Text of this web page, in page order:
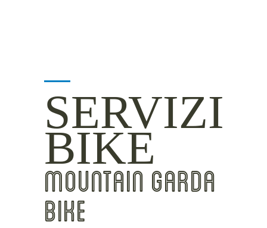
SERVIZI
BIKE
MOUNTAIN GARDA
BIKE